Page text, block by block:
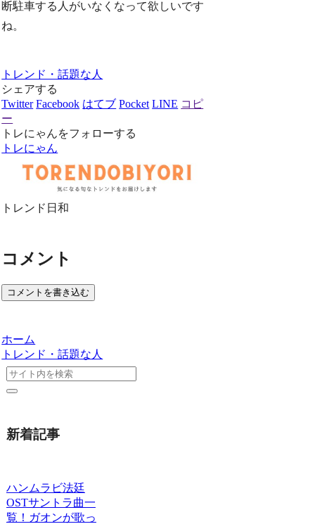
断駐車する人がいなくなって欲しいです
ね。
トレンド・話題な人
シェアする
Twitter Facebook はてブ Pocket LINE コピ
ー
トレにゃんをフォローする
トレにゃん
トレンド日和
コメント
コメントを書き込む
ホーム
トレンド・話題な人
新着記事
ハンムラビ法廷
OSTサントラ曲一
覧！ガオンが歌っ